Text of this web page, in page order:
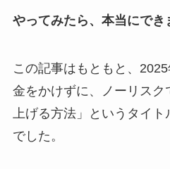
やってみたら、本当にでき
この記事はもともと、
金をかけずに、ノーリスク
上げる方法」というタイ
でした。